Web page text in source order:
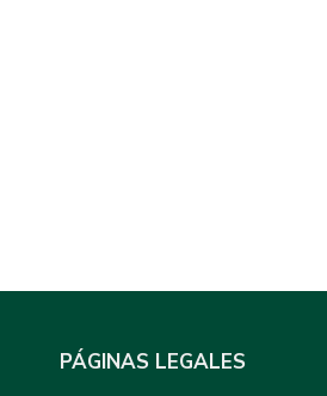
PÁGINAS LEGALES